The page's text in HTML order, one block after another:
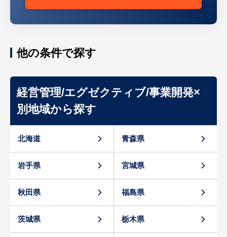
他の条件で探す
経営管理/エグゼクティブ/事業開発×
別地域から探す
北海道 青森県
岩手県 宮城県
秋田県 福島県
茨城県 栃木県